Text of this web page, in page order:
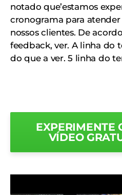
notado que’estamos
cronograma para
nossos clientes. De
feedback, ver. A linha do
do que a ver. 5 linha do
EXPERIMENTE
VÍDEO